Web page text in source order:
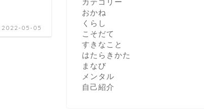
2022-05-05
カテゴリー
おかね
くらし
こそだて
すきなこと
はたらきかた
まなび
メンタル
自己紹介